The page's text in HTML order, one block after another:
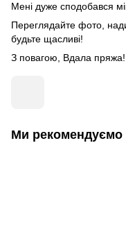
Мені дуже сподобався
Переглядайте фото,
будьте щасливі!
З повагою, Вдала пряжа!
Ми рекомендуємо